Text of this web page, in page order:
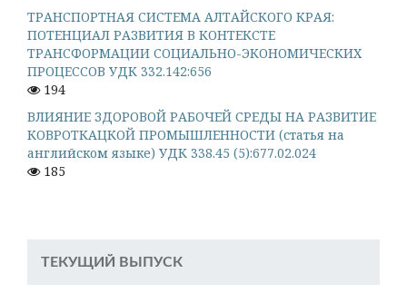
ТРАНСПОРТНАЯ СИСТЕМА АЛТАЙСКОГО КРАЯ:
ПОТЕНЦИАЛ РАЗВИТИЯ В КОНТЕКСТЕ
ТРАНСФОРМАЦИИ СОЦИАЛЬНО-ЭКОНОМИЧЕСКИХ
ПРОЦЕССОВ УДК 332.142:656
194
ВЛИЯНИЕ ЗДОРОВОЙ РАБОЧЕЙ СРЕДЫ НА РАЗВИТИЕ
КОВРОТКАЦКОЙ ПРОМЫШЛЕННОСТИ (статья на
английском языке) УДК 338.45 (5):677.02.024
185
ТЕКУЩИЙ ВЫПУСК